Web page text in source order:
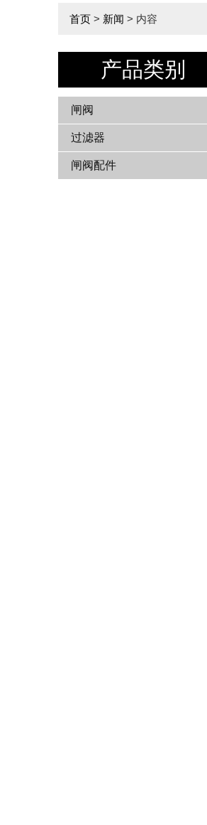
首页 > 新闻 > 内容
产品类别
闸阀
过滤器
闸阀配件